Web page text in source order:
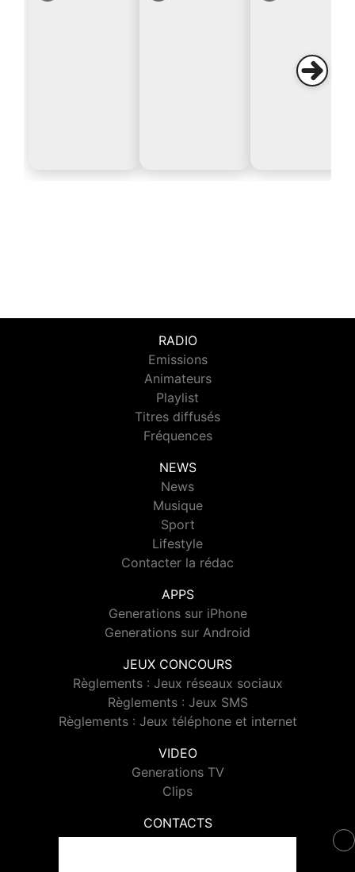
RADIO
Emissions
Animateurs
Playlist
Titres diffusés
Fréquences
NEWS
News
Musique
Sport
Lifestyle
Contacter la rédac
APPS
Generations sur iPhone
Generations sur Android
JEUX CONCOURS
Règlements : Jeux réseaux sociaux
Règlements : Jeux SMS
Règlements : Jeux téléphone et internet
VIDEO
Generations TV
Clips
CONTACTS
Contacter Generations